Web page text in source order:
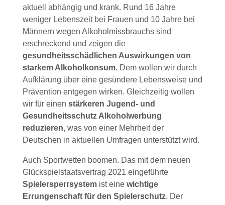
aktuell abhängig und krank. Rund 16 Jahre
weniger Lebenszeit bei Frauen und 10 Jahre bei
Männern wegen Alkoholmissbrauchs sind
erschreckend und zeigen die
gesundheitsschädlichen Auswirkungen von
starkem Alkoholkonsum. Dem wollen wir durch
Aufklärung über eine gesündere Lebensweise und
Prävention entgegen wirken. Gleichzeitig wollen
wir für einen stärkeren Jugend- und
Gesundheitsschutz Alkoholwerbung
reduzieren, was von einer Mehrheit der
Deutschen in aktuellen Umfragen unterstützt wird.
Auch Sportwetten boomen. Das mit dem neuen
Glückspielstaatsvertrag 2021 eingeführte
Spielersperrsystem ist eine wichtige
Errungenschaft für den Spielerschutz. Der